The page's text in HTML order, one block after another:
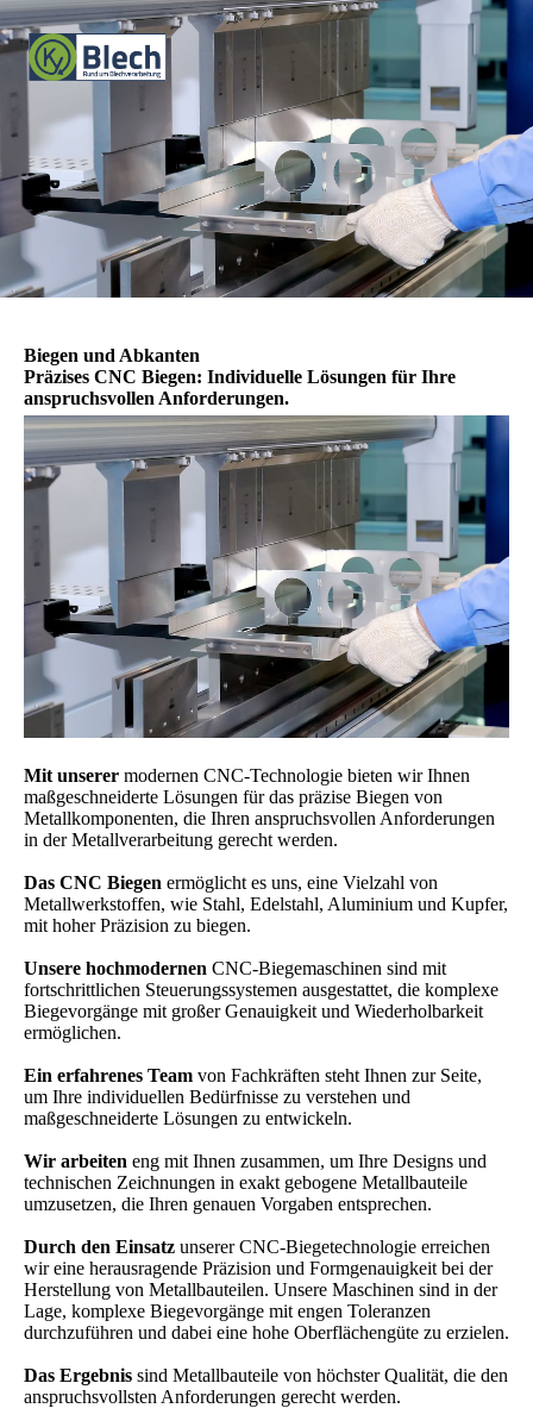
Biegen und Abkanten
Präzises CNC Biegen: Individuelle Lösungen für Ihre
anspruchsvollen Anforderungen.
Mit unserer modernen CNC-Technologie bieten wir Ihnen
maßgeschneiderte Lösungen für das präzise Biegen von
Metallkomponenten, die Ihren anspruchsvollen Anforderungen
in der Metallverarbeitung gerecht werden.
Das CNC Biegen ermöglicht es uns, eine Vielzahl von
Metallwerkstoffen, wie Stahl, Edelstahl, Aluminium und Kupfer,
mit hoher Präzision zu biegen.
Unsere hochmodernen CNC-Biegemaschinen sind mit
fortschrittlichen Steuerungssystemen ausgestattet, die komplexe
Biegevorgänge mit großer Genauigkeit und Wiederholbarkeit
ermöglichen.
Ein erfahrenes Team von Fachkräften steht Ihnen zur Seite,
um Ihre individuellen Bedürfnisse zu verstehen und
maßgeschneiderte Lösungen zu entwickeln.
Wir arbeiten eng mit Ihnen zusammen, um Ihre Designs und
technischen Zeichnungen in exakt gebogene Metallbauteile
umzusetzen, die Ihren genauen Vorgaben entsprechen.
Durch den Einsatz unserer CNC-Biegetechnologie erreichen
wir eine herausragende Präzision und Formgenauigkeit bei der
Herstellung von Metallbauteilen. Unsere Maschinen sind in der
Lage, komplexe Biegevorgänge mit engen Toleranzen
durchzuführen und dabei eine hohe Oberflächengüte zu erzielen.
Das Ergebnis sind Metallbauteile von höchster Qualität, die den
anspruchsvollsten Anforderungen gerecht werden.